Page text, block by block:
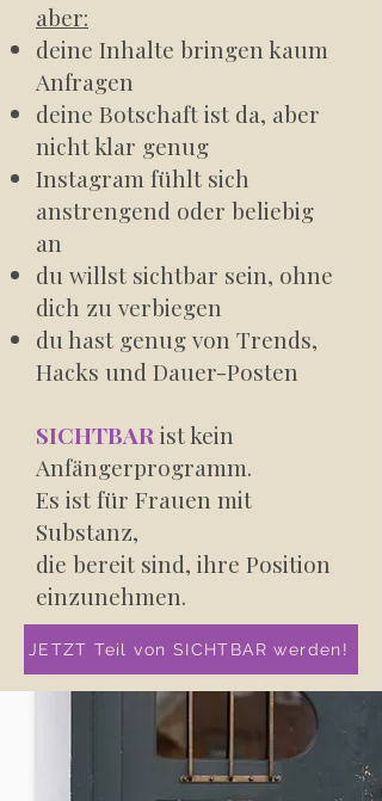
aber:
deine Inhalte bringen kaum
Anfragen
deine Botschaft ist da, aber
nicht klar genug
Instagram fühlt sich
anstrengend oder beliebig
an
du willst sichtbar sein, ohne
dich zu verbiegen
du hast genug von Trends,
Hacks und Dauer-Posten
SICHTBAR ist kein
Anfängerprogramm.
Es ist für Frauen mit
Substanz,
die bereit sind, ihre Position
einzunehmen.
JETZT Teil von SICHTBAR werden!